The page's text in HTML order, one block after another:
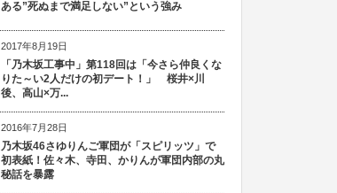
ある”死ぬまで満足しない”という強み
2017年8月19日
「乃木坂工事中」第118回は「今さら仲良くな
りた～い2人だけの初デート！」 桜井×川
後、高山×万...
2016年7月28日
乃木坂46さゆりんご軍団が「スピリッツ」で
初表紙！佐々木、寺田、かりんが軍団内部の丸
秘話を暴露